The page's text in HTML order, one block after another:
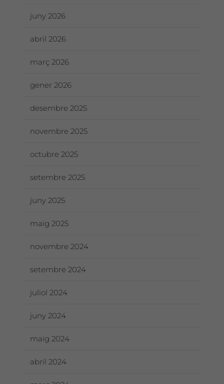
juny 2026
abril 2026
març 2026
gener 2026
desembre 2025
novembre 2025
octubre 2025
setembre 2025
juny 2025
maig 2025
novembre 2024
setembre 2024
juliol 2024
juny 2024
maig 2024
abril 2024